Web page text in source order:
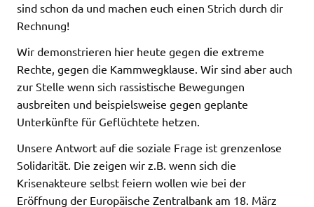
sind schon da und machen euch einen Strich durch dir
Rechnung!
Wir demonstrieren hier heute gegen die extreme
Rechte, gegen die Kammwegklause. Wir sind aber auch
zur Stelle wenn sich rassistische Bewegungen
ausbreiten und beispielsweise gegen geplante
Unterkünfte für Geflüchtete hetzen.
Unsere Antwort auf die soziale Frage ist grenzenlose
Solidarität. Die zeigen wir z.B. wenn sich die
Krisenakteure selbst feiern wollen wie bei der
Eröffnung der Europäische Zentralbank am 18. März